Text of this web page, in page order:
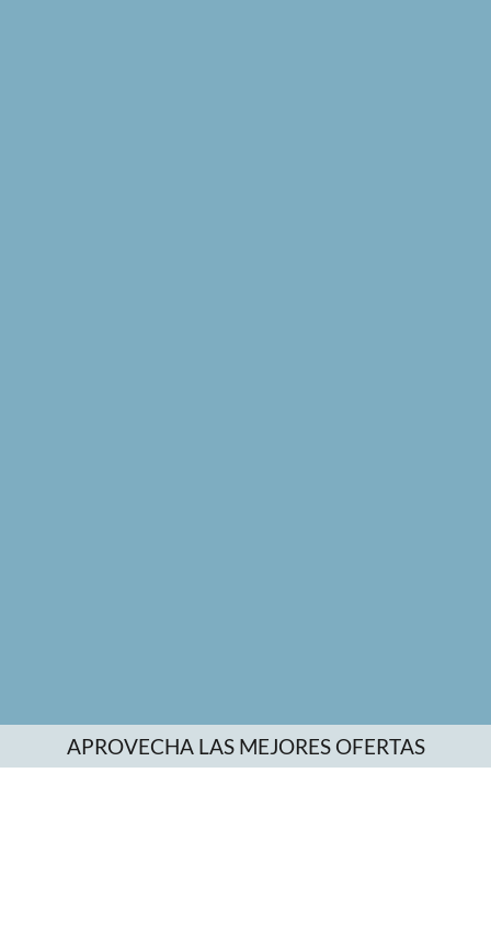
APROVECHA LAS MEJORES OFERTAS